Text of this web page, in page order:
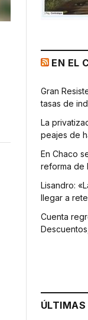
EN EL
Gran
tasas de
La
peajes de
En Chaco
reforma de
Lisandro:
llegar a
Cuenta